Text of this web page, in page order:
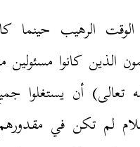
الرهيب حينما
الذين كانوا مسئولين
أن يستغلوا
لم تكن في